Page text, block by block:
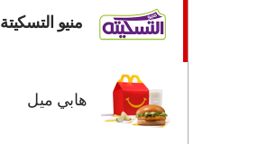
منيو التسكيتة
هابي ميل